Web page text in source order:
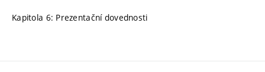
Kapitola 6: Prezentační dovednosti